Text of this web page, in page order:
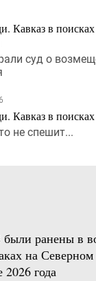
Кавказ в поисках
суд о
Кавказ в
не спешит...
были ранены в
на
2026 года